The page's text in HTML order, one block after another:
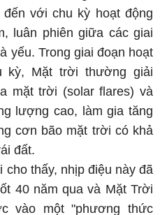
với chu kỳ hoạt động
luân phiên giữa các giai
yếu. Trong giai đoạn hoạt
kỳ, Mặt trời thường giải
mặt trời (solar flares) và
lượng cao, làm gia tăng
cơn bão mặt trời có khả
đất.
thấy, nhịp điệu này đã
40 năm qua và Mặt Trời
vào một "phương thức